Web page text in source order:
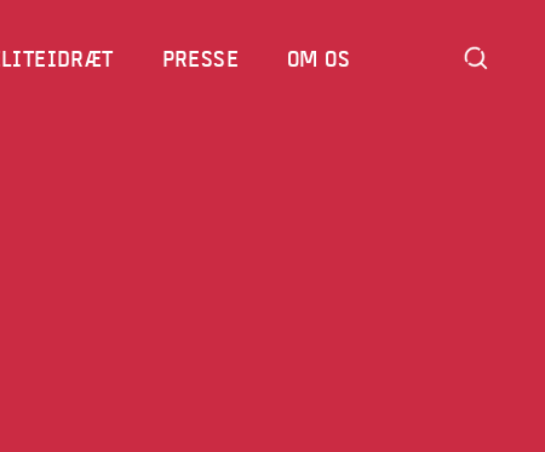
PRESSE OM OS
PRESSE OM OS